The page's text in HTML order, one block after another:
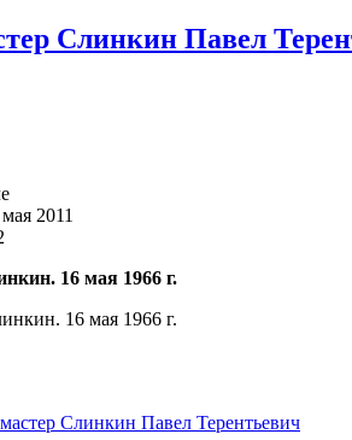
Слинкин Павел
2011
16 мая 1966 г.
Слинкин Павел Терентьевич